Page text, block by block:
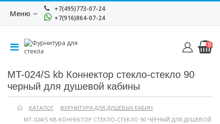
Меню
+7(495)773-07-24
+7(916)864-07-24
0
MT-024/S kb Коннектор стекло-стекло 90
черный для душевой кабины
КАТАЛОГ
ФУРНИТУРА ДЛЯ ДУШЕВЫХ КАБИН
MT-024/S KB КОННЕКТОР СТЕКЛО-СТЕКЛО 90 ЧЕРНЫЙ ДЛЯ ДУШЕВОЙ